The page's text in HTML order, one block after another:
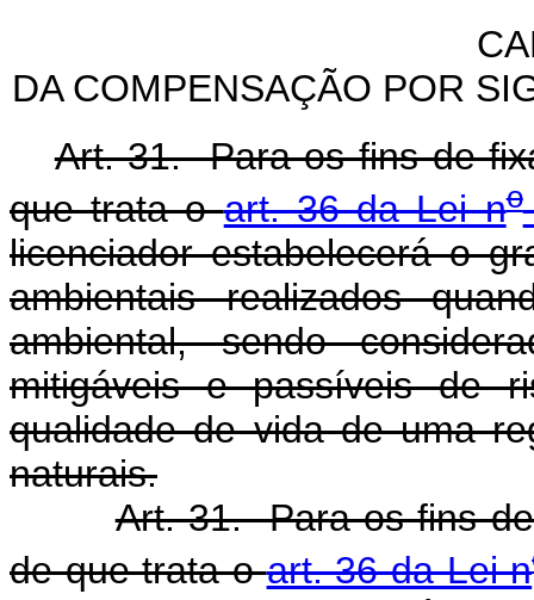
DA COMPENSAÇÃO POR
Art. 31. Para os fins de
que trata oart. 36 da Lei no
licenciador estabelecerá o
ambientais realizados
ambiental, sendo
mitigáveis e passíveis de
qualidade de vida de uma
naturais.
Art. 31. Para os fins
de que trata oart. 36 da Lei n